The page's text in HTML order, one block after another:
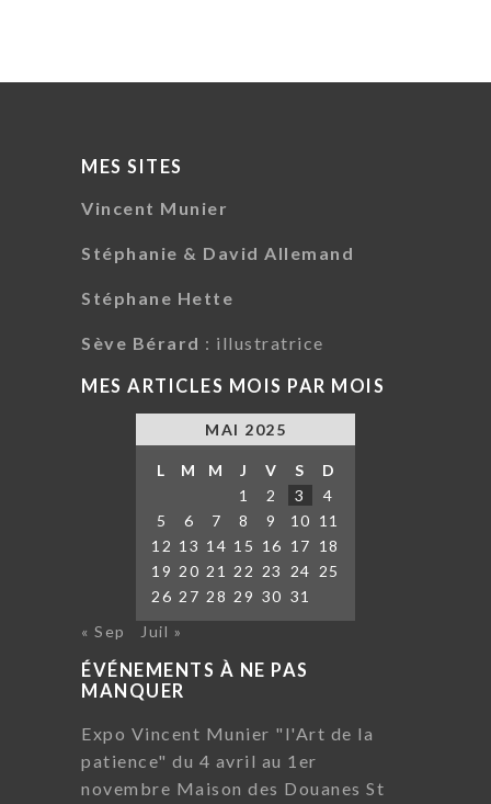
MES SITES
Vincent Munier
Stéphanie & David Allemand
Stéphane Hette
Sève Bérard : illustratrice
MES ARTICLES MOIS PAR MOIS
MAI 2025
L M M J V S
D
1
2 3
4
5
6 7 8 9 10 11
12 13 14 15 16 17 18
19 20 21 22 23 24 25
26 27 28 29 30 31
« Sep
Juil »
ÉVÉNEMENTS À NE PAS
MANQUER
Expo Vincent Munier "l'Art de la
patience" du 4 avril au 1er
novembre Maison des Douanes St